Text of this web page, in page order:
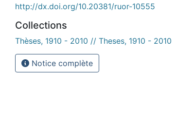
http://dx.doi.org/10.20381/ruor-10555
Collections
Thèses, 1910 - 2010 // Theses, 1910 - 2010
Notice complète